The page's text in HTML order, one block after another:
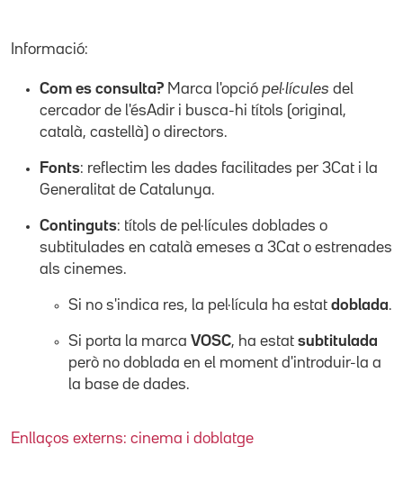
Informació:
Com es consulta? Marca l'opció pel·lícules del
cercador de l'ésAdir i busca-hi títols (original,
català, castellà) o directors.
Fonts: reflectim les dades facilitades per 3Cat i la
Generalitat de Catalunya.
Continguts: títols de pel·lícules doblades o
subtitulades en català emeses a 3Cat o estrenades
als cinemes.
Si no s'indica res, la pel·lícula ha estat doblada.
Si porta la marca VOSC, ha estat subtitulada
però no doblada en el moment d'introduir-la a
la base de dades.
Enllaços externs: cinema i doblatge